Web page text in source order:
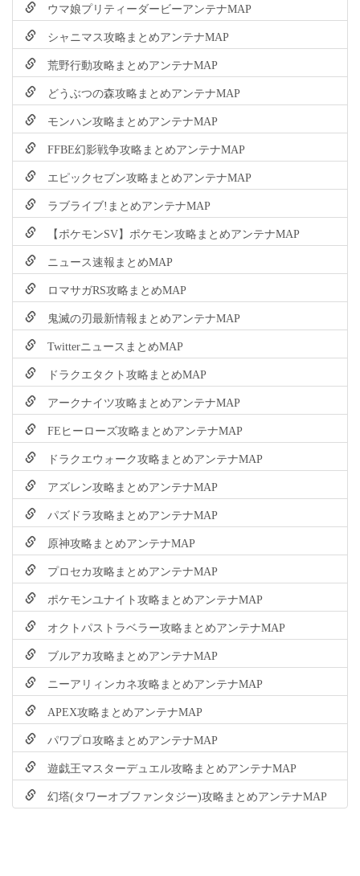
ウマ娘プリティーダービーアンテナMAP
シャニマス攻略まとめアンテナMAP
荒野行動攻略まとめアンテナMAP
どうぶつの森攻略まとめアンテナMAP
モンハン攻略まとめアンテナMAP
FFBE幻影戦争攻略まとめアンテナMAP
エピックセブン攻略まとめアンテナMAP
ラブライブ!まとめアンテナMAP
【ポケモンSV】ポケモン攻略まとめアンテナMAP
ニュース速報まとめMAP
ロマサガRS攻略まとめMAP
鬼滅の刃最新情報まとめアンテナMAP
TwitterニュースまとめMAP
ドラクエタクト攻略まとめMAP
アークナイツ攻略まとめアンテナMAP
FEヒーローズ攻略まとめアンテナMAP
ドラクエウォーク攻略まとめアンテナMAP
アズレン攻略まとめアンテナMAP
パズドラ攻略まとめアンテナMAP
原神攻略まとめアンテナMAP
プロセカ攻略まとめアンテナMAP
ポケモンユナイト攻略まとめアンテナMAP
オクトパストラベラー攻略まとめアンテナMAP
ブルアカ攻略まとめアンテナMAP
ニーアリィンカネ攻略まとめアンテナMAP
APEX攻略まとめアンテナMAP
パワプロ攻略まとめアンテナMAP
遊戯王マスターデュエル攻略まとめアンテナMAP
幻塔(タワーオブファンタジー)攻略まとめアンテナMAP